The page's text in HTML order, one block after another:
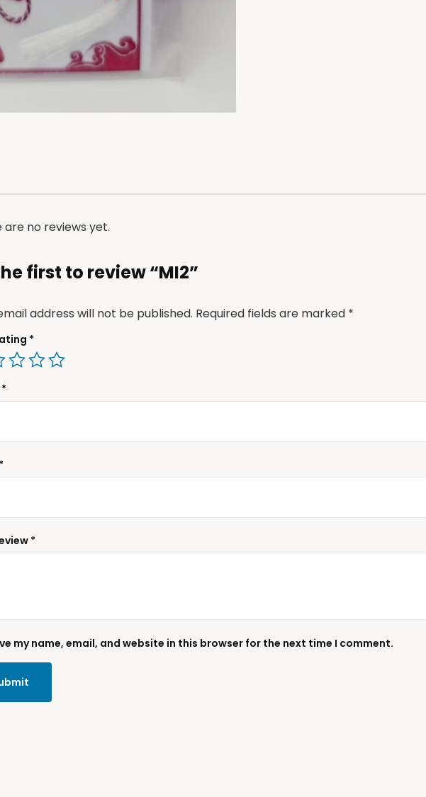
are no reviews yet.
first to review “MI2”
address will not be published. Required fields are marked *
*
*
*
*
my name, email, and website in this browser for the next time I comment.